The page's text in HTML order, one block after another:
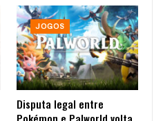
JOGOS
Disputa legal entre